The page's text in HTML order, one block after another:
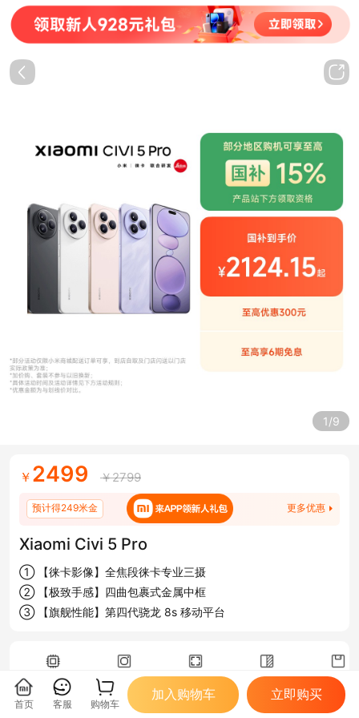
1/9
￥ 2499 ￥2799
预计得249米金 更多优惠
Xiaomi Civi 5 Pro
① 【徕卡影像】全焦段徕卡专业三摄
② 【极致手感】四曲包裹式金属中框
③ 【旗舰性能】第四代骁龙 8s 移动平台
CPU 三摄像头
5000万像素+1200万像素+5000万像素 6.55英寸
屏幕分辨率
2750*1236
极速畅
最高16GB
首页 客服 购物车
加入购物车 立即购买